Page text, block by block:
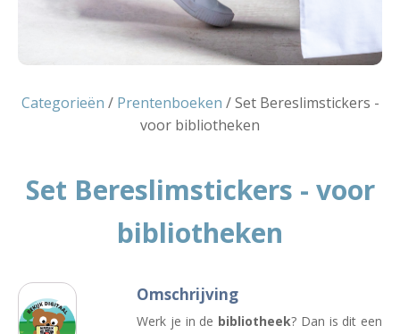
Categorieën / Prentenboeken / Set Bereslimstickers -
voor bibliotheken
Set Bereslimstickers - voor
bibliotheken
Omschrijving
Werk je in de bibliotheek? Dan is dit een